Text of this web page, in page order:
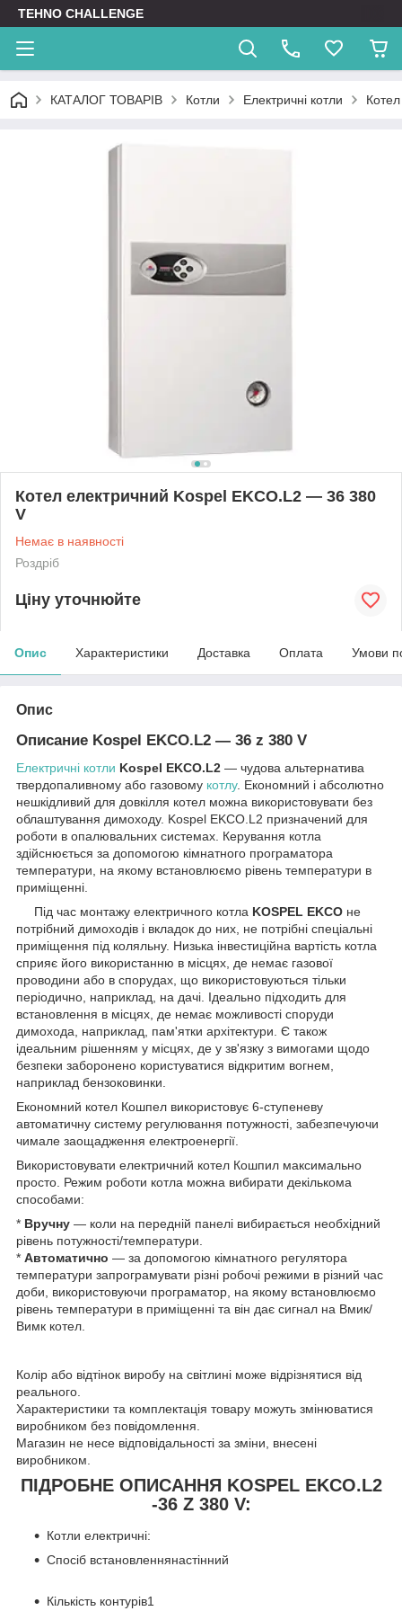
TEHNO CHALLENGE
КАТАЛОГ ТОВАРІВ Котли Електричні котли
Котел електричний Kospel EKCO.L2 — 36 380
V
Немає в наявності
Роздріб
Ціну уточнюйте
Опис Характеристики Доставка Оплата Умови
Опис
Описание Kospel EKCO.L2 ― 36 z 380 V
Електричні котли Kospel EKCO.L2 — чудова альтернатива
твердопаливному або газовому котлу. Економний і абсолютно
нешкідливий для довкілля котел можна використовувати без
облаштування димоходу. Kospel EKCO.L2 призначений для
роботи в опалювальних системах. Керування котла
здійснюється за допомогою кімнатного програматора
температури, на якому встановлюємо рівень температури в
приміщенні.
Під час монтажу електричного котла KOSPEL EKCO не
потрібний димоходів і вкладок до них, не потрібні спеціальні
приміщення під коляльну. Низька інвестиційна вартість котла
сприяє його використанню в місцях, де немає газової
проводини або в спорудах, що використовуються тільки
періодично, наприклад, на дачі. Ідеально підходить для
встановлення в місцях, де немає можливості споруди
димохода, наприклад, пам'ятки архітектури. Є також
ідеальним рішенням у місцях, де у зв'язку з вимогами щодо
безпеки заборонено користуватися відкритим вогнем,
наприклад бензоковинки.
Економний котел Кошпел використовує 6-ступеневу
автоматичну систему регулювання потужності, забезпечуючи
чимале заощадження електроенергії.
Використовувати електричний котел Кошпил максимально
просто. Режим роботи котла можна вибирати декількома
способами:
* Вручну — коли на передній панелі вибирається необхідний
рівень потужності/температури.
* Автоматично — за допомогою кімнатного регулятора
температури запрограмувати різні робочі режими в різний час
доби, використовуючи програматор, на якому встановлюємо
рівень температури в приміщенні та він дає сигнал на Вмик/
Вимк котел.
Колір або відтінок виробу на світлині може відрізнятися від
реального.
Характеристики та комплектація товару можуть змінюватися
виробником без повідомлення.
Магазин не несе відповідальності за зміни, внесені
виробником.
ПІДРОБНЕ ОПИСАННЯ KOSPEL EKCO.L2
-36 Z 380 V:
Котли електричні:
Спосіб встановленнянастінний
Кількість контурів1